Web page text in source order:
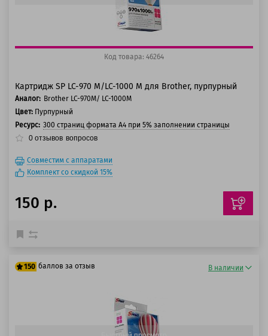
Код товара: 46264
Картридж SP LC-970 M/LC-1000 M для Brother, пурпурный
Аналог: Brother LC-970M/ LC-1000M
Цвет: Пурпурный
Ресурс: 300 страниц формата А4 при 5% заполнении страницы
0 отзывов вопросов
Совместим с аппаратами
Комплект со скидкой 15%
150 р.
150 баллов за отзыв В наличии